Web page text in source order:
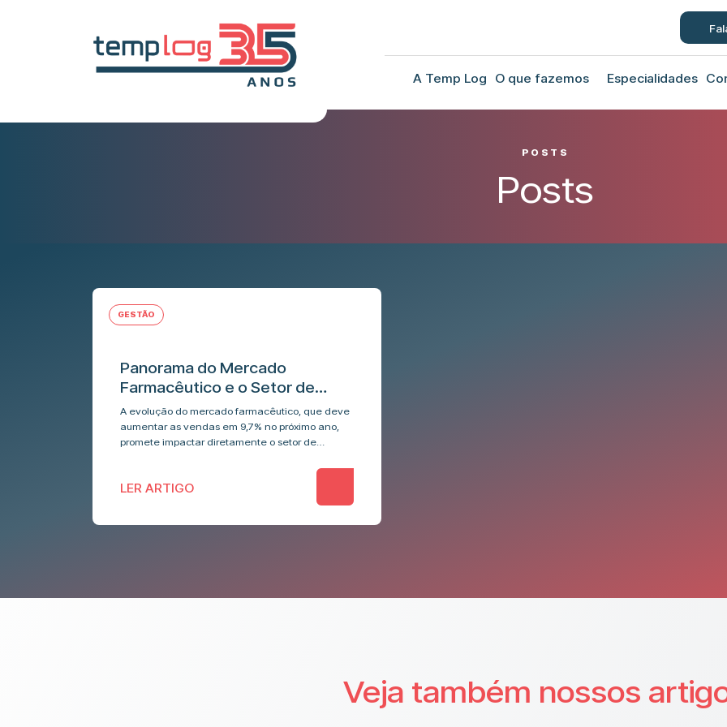
A Temp Log O que fazemos Especialidades
POSTS
Posts
GESTÃO
Panorama do Mercado
Farmacêutico e o Setor de
Logística
A evolução do mercado farmacêutico, que deve
aumentar as vendas em 9,7% no próximo ano,
promete impactar diretamente o setor de
LER ARTIGO
Veja também nossos